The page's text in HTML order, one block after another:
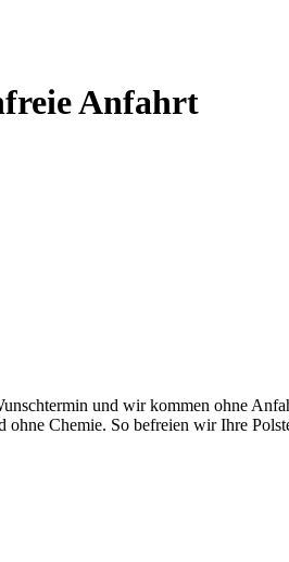
Anfahrt
und wir kommen ohne
Chemie. So befreien wir Ihre